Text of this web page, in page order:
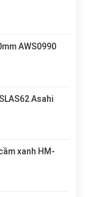
AWS0990
Asahi
xanh HM-